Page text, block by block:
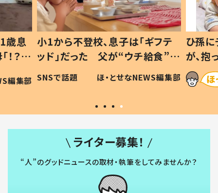
歳息
？」
編集部
小1から不登校、息子は「ギフテ
ッド」だった 父が“ウチ給食”を
作り続ける理由とは #令和の親
#令和の子
SNSで話題 ほ・とせなNEWS編集部
ひ孫
が、
「涙が
い」
ライター募集！
“人”のグッドニュースの取材・執筆をしてみませんか？